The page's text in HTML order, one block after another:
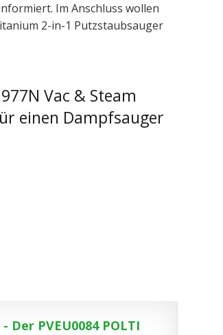
Im Anschluss wollen
2-in-1 Putzstaubsauger
Vac & Steam
einen Dampfsauger
Der PVEU0084 POLTI